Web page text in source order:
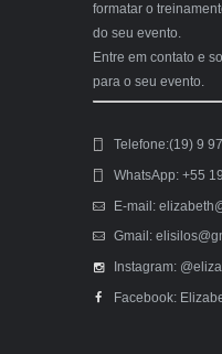
formatar o
do seu evento.
Entre em contato e
para o seu evento.
Telefone:(19) 9
WhatsApp: +55
E-mail:
Gmail:
Instagram:
Facebook: